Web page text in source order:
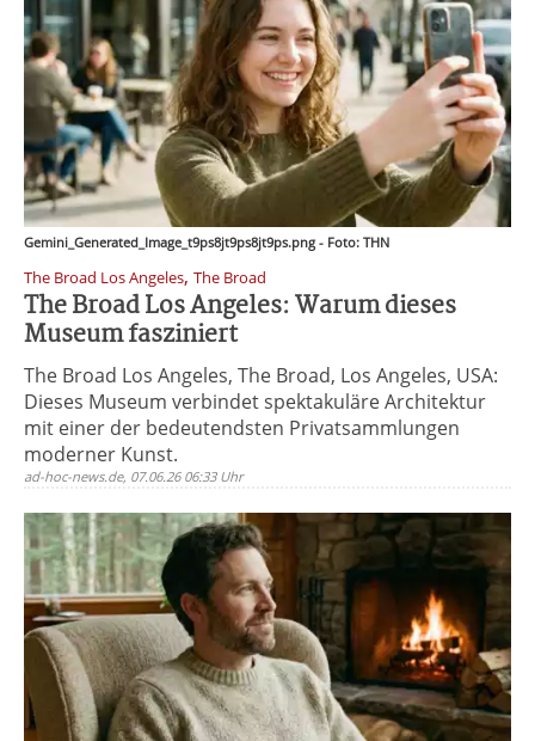
Gemini_Generated_Image_t9ps8jt9ps8jt9ps.png - Foto: THN
The Broad Los Angeles, The Broad
The Broad Los Angeles: Warum dieses
Museum fasziniert
The Broad Los Angeles, The Broad, Los Angeles, USA:
Dieses Museum verbindet spektakuläre Architektur
mit einer der bedeutendsten Privatsammlungen
moderner Kunst.
ad-hoc-news.de, 07.06.26 06:33 Uhr